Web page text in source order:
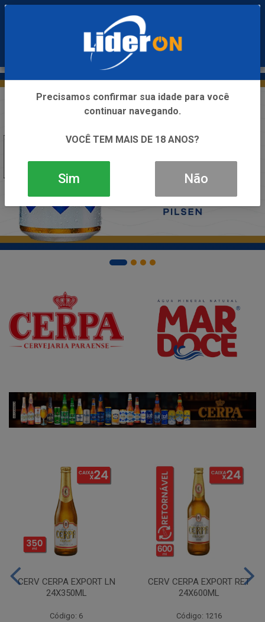
CERV CERPA EXPORT LN
24X350ML
Código: 6
CERV CERPA EXPORT RET
24X600ML
Código: 1216
Precisamos confirmar sua idade para você
continuar navegando.
VOCÊ TEM MAIS DE 18 ANOS?
Sim Não